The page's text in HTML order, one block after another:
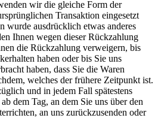
wir die gleiche Form der
Transaktion eingesetzt
wurde ausdrücklich etwas anderes
Ihnen wegen dieser Rückzahlung
die Rückzahlung verweigern, bis
haben oder bis Sie uns
haben, dass Sie die Waren
welches der frühere Zeitpunkt ist.
und in jedem Fall spätestens
dem Tag, an dem Sie uns über den
an uns zurückzusenden oder